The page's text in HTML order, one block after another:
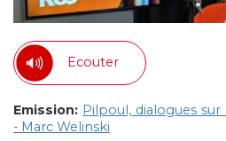
Ecouter
Emission: Pilpoul, dialogues
- Marc Welinski